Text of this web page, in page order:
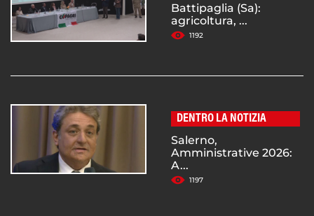
Battipaglia (Sa):
agricoltura, ...
1192
DENTRO LA NOTIZIA
Salerno,
Amministrative 2026:
A...
1197